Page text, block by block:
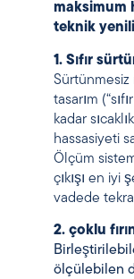
maksimum
teknik
1. Sıfır
Sürtünmesiz
tasarım
kadar
hassasiyeti
Ölçüm
çıkışı en iyi
vadede
2. çoklu
ölçülebilen